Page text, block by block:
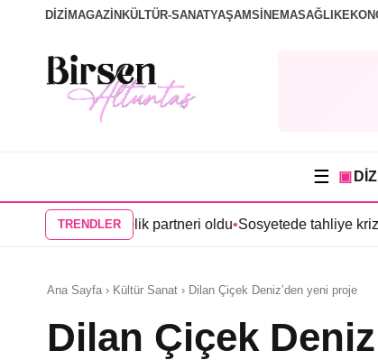
DİZİ MAGAZİN KÜLTÜR-SANATYAŞAMSİNEMASAĞLIK
☰ ▣ DİZİ
TRENDLER
Anıl Çelik partneri oldu•Sosyetede tahliye krizi…•Kerem
Ana Sayfa › Kültür Sanat › Dilan Çiçek Deniz’den yeni proje
Dilan Çiçek